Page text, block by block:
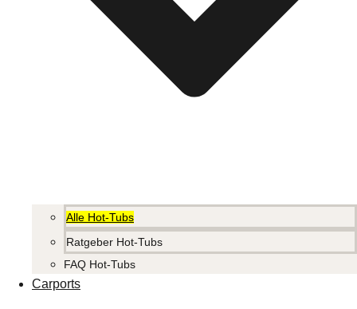
Alle Hot-Tubs
Ratgeber Hot-Tubs
FAQ Hot-Tubs
Carports